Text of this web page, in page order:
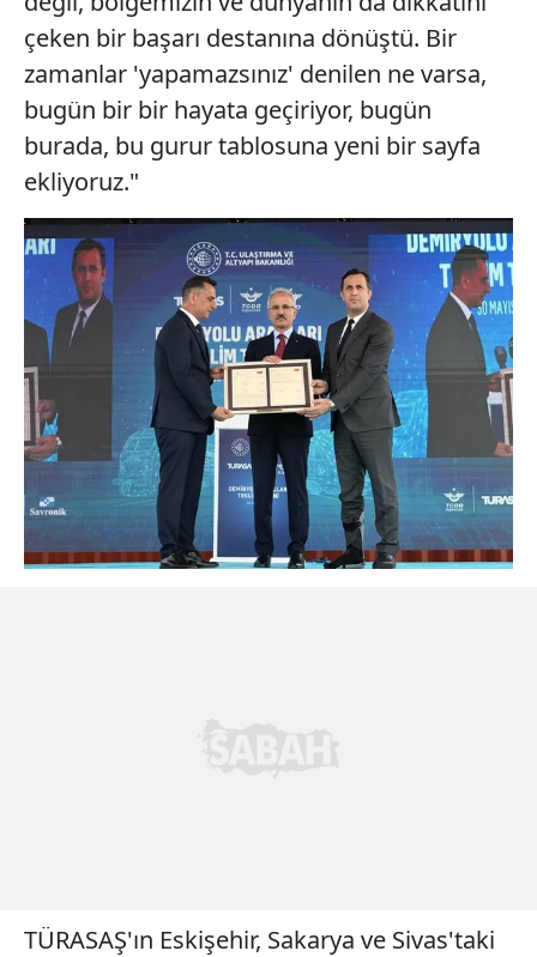
çeken bir başarı destanına dönüştü. Bir
zamanlar 'yapamazsınız' denilen ne varsa,
bugün bir bir hayata geçiriyor, bugün
burada, bu gurur tablosuna yeni bir sayfa
ekliyoruz."
TÜRASAŞ'ın Eskişehir, Sakarya ve Sivas'taki